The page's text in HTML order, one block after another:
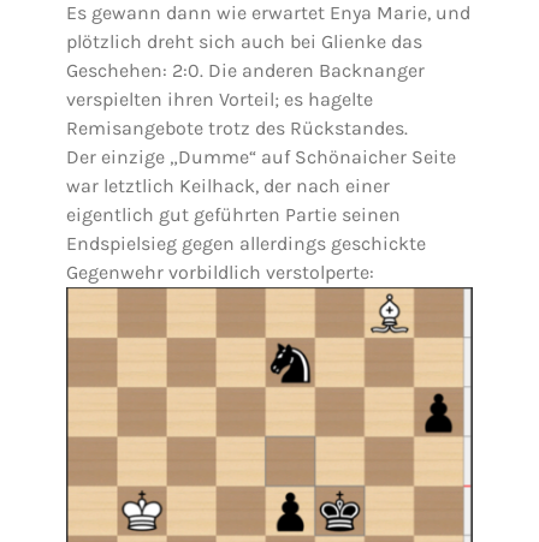
Es gewann dann wie erwartet Enya Marie, und
plötzlich dreht sich auch bei Glienke das
Geschehen: 2:0. Die anderen Backnanger
verspielten ihren Vorteil; es hagelte
Remisangebote trotz des Rückstandes.
Der einzige „Dumme“ auf Schönaicher Seite
war letztlich Keilhack, der nach einer
eigentlich gut geführten Partie seinen
Endspielsieg gegen allerdings geschickte
Gegenwehr vorbildlich verstolperte: